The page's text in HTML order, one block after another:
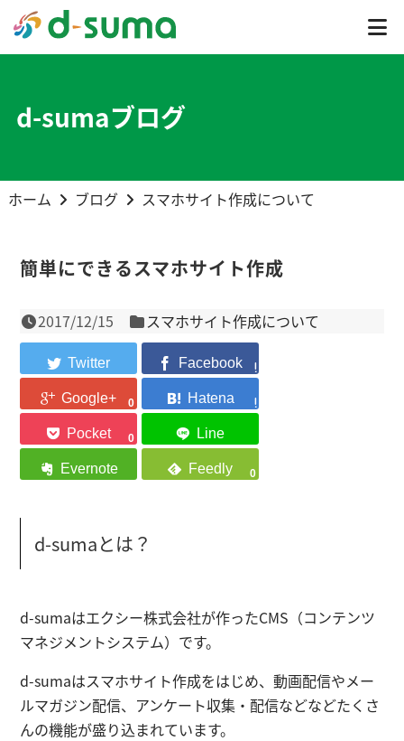
d-sumaブログ
ホーム ブログ スマホサイト作成について
簡単にできるスマホサイト作成
2017/12/15 スマホサイト作成について
0
0
0
d-sumaとは？
d-sumaはエクシー株式会社が作ったCMS（コンテンツ
マネジメントシステム） です。
d-sumaはスマホサイト作成をはじめ、動画配信やメー
ルマガジン配信、 アンケート収集 ・ 配信などなどたくさ
んの機能が盛り込まれています。